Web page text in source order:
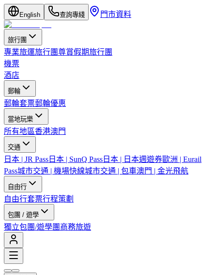
English 查詢專綫 門市資料
旅行團
專業旅運旅行團尊賞假期旅行團
機票
酒店
郵輪
郵輪套票郵輪優惠
當地玩樂
所有地區香港澳門
交通
日本 | JR Pass 日本 | SunQ Pass 日本 | 日本週遊券歐洲 | Eurail
Pass城市交通 | 機場快線城市交通 | 包車澳門 | 金光飛航
自由行
自由行套票行程策劃
包團 / 遊學
獨立包團/遊學團 商務旅遊